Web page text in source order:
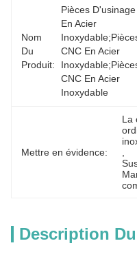
Nom
Du
Produit:
Pièces D'usinage
En Acier
CNC En Acier
CNC En Acier
Inoxydable
Mettre en évidence:
La
Description